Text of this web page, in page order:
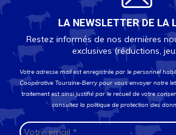
LA NEWSLETTER DE LA
Restez informés de nos dernières
exclusives (réductions,
Votre adresse mail est enregistrée par le personnel
Coopérative Touraine-Berry pour vous envoyer notre
traitement est ainsi justifié par le recueil de votre
consultez la politique de protection des